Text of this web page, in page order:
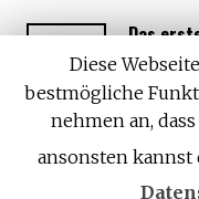
All rights
Diese
bestmögliche
nehmen an,
ansonsten kannst
Das
Welt für
eröffnet
Pocket
weltweit